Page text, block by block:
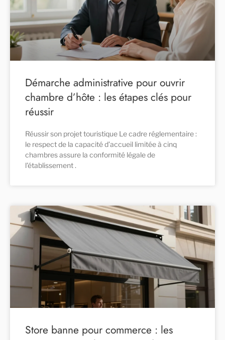
Démarche administrative pour ouvrir
chambre d’hôte : les étapes clés pour
réussir
Réussir son projet touristique Le cadre réglementaire :
le respect de la capacité d’accueil limitée à cinq
chambres assure la conformité légale de
l’établissement .
Store banne pour commerce : les